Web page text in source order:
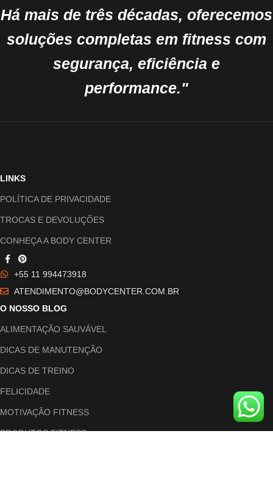
Há mais de três décadas, oferecemos
soluções completas em fitness com
segurança, eficiência e
performance."
LINKS
POLÍTICA DE PRIVACIDADE
TROCAS E DEVOLUÇÕES
CONHEÇA A BODY CENTER
+55 11 994473918
ATENDIMENTO@BODYCENTER.COM.BR
O NOSSO BLOG
ALIMENTAÇÃO SAUVÁVEL
DICAS DE MANUTENÇÃO
DICAS DE TREINO
FELICIDADE
MOTIVAÇÃO FITNESS
PRODUTOS FITNESS